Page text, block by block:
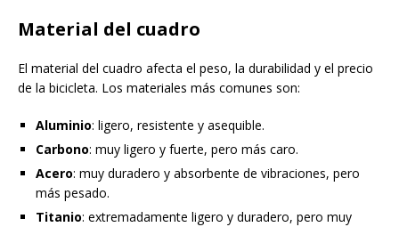
Material del cuadro
El material del cuadro afecta el peso, la durabilidad y el precio
de la bicicleta. Los materiales más comunes son:
Aluminio: ligero, resistente y asequible.
Carbono: muy ligero y fuerte, pero más caro.
Acero: muy duradero y absorbente de vibraciones, pero
más pesado.
Titanio: extremadamente ligero y duradero, pero muy